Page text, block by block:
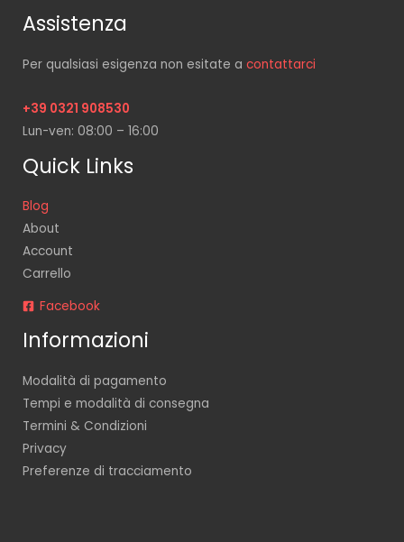
Assistenza
Per qualsiasi esigenza non esitate a contattarci
+39 0321 908530
Lun-ven: 08:00 – 16:00
Quick Links
Blog
About
Account
Carrello
Facebook
Informazioni
Modalità di pagamento
Tempi e modalità di consegna
Termini & Condizioni
Privacy
Preferenze di tracciamento